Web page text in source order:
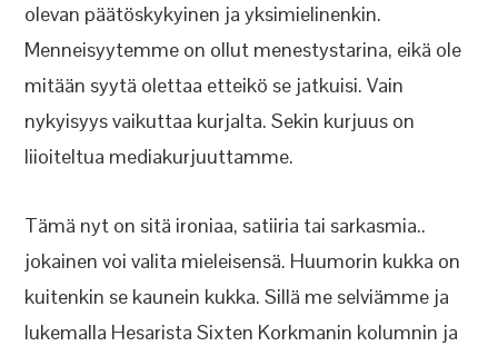
olevan päätöskykyinen ja yksimielinenkin.
Menneisyytemme on ollut menestystarina, eikä ole
mitään syytä olettaa etteikö se jatkuisi. Vain
nykyisyys vaikuttaa kurjalta. Sekin kurjuus on
liioiteltua mediakurjuuttamme.
Tämä nyt on sitä ironiaa, satiiria tai sarkasmia..
jokainen voi valita mieleisensä. Huumorin kukka on
kuitenkin se kaunein kukka. Sillä me selviämme ja
lukemalla Hesarista Sixten Korkmanin kolumnin ja